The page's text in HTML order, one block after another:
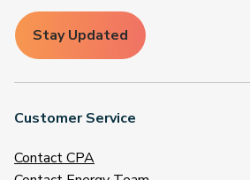
Customer Service
Contact CPA
Stay Updated